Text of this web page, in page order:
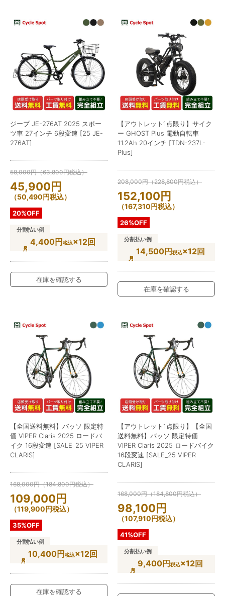
ジープ JE-276AT 2025 スポー
ツ車 27インチ 6段変速 [25 JE-
276AT]
58,000円（63,800円税込）
45,900円
（50,490円税込）
20%OFF
分割払い例
4,400円税込×12回
在庫を確認する
【アウトレット1点限り】サイク
ー GHOST Plus 電動自転車
11.2Ah 20インチ [TDN-237L-
Plus]
208,000円（228,800円税込）
152,100円
（167,310円税込）
26%OFF
分割払い例
14,500円税込×12回
在庫を確認する
【全国送料無料】バッソ 限定特
価 VIPER Claris 2025 ロードバ
イク 16段変速 [SALE_25 VIPER
CLARIS]
168,000円（184,800円税込）
109,000円
（119,900円税込）
35%OFF
分割払い例
10,400円税込×12回
在庫を確認する
【アウトレット1点限り】【全国
送料無料】バッソ 限定特価
VIPER Claris 2025 ロードバイク
16段変速 [SALE_25 VIPER
CLARIS]
168,000円（184,800円税込）
98,100円
（107,910円税込）
41%OFF
分割払い例
9,400円税込×12回